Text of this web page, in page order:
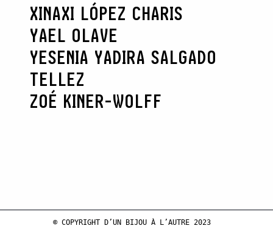
XINAXI LÓPEZ CHARIS
YAEL OLAVE
YESENIA YADIRA SALGADO
TELLEZ
ZOÉ KINER-WOLFF
© COPYRIGHT D’UN BIJOU À L’AUTRE 2023